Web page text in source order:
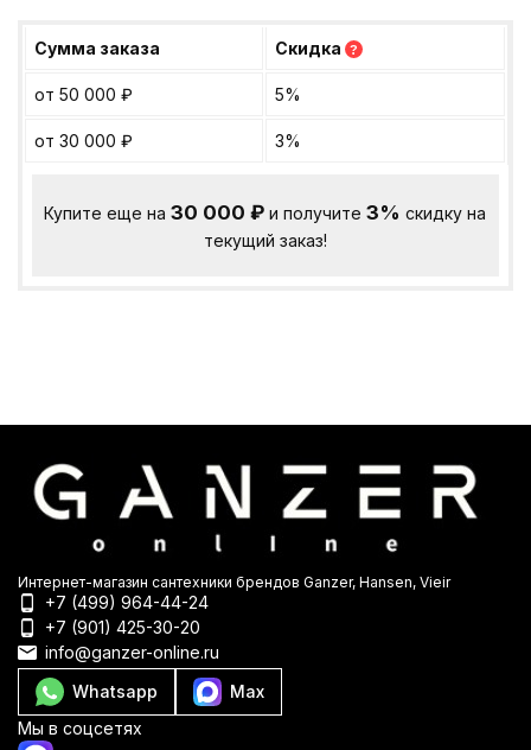
Сумма заказа Скидка ?
от 50 000 ₽ 5%
от 30 000 ₽ 3%
Купите еще на30 000₽ и получите3% скидку на
текущий заказ!
Интернет-магазин сантехники брендов Ganzer, Hansen, Vieir
+7 (499) 964-44-24
+7 (901) 425-30-20
info@ganzer-online.ru
Whatsapp
Max
Мы в соцсетях